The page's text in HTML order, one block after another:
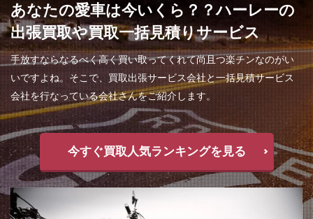
あなたの愛車は今いくら？？ハーレーの
出張買取や買取一括見積りサービス
手放すならなるべく高く買い取ってくれて尚且つ楽チンなのがい
いですよね。そこで、買取出張サービス会社と一括見積サービス
会社を行なっている会社さんをご紹介します。
今すぐ買取人気ランキングを見る